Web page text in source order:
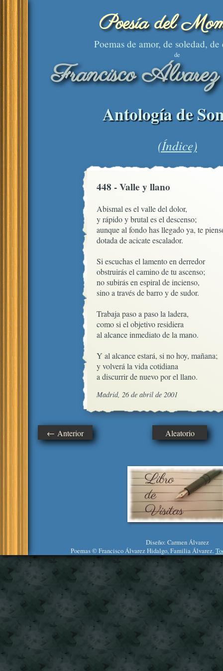
Poesía del
Poemas de amor, de soledad, de
de
Francisco
Antología de
(Índice)
448 - Valle y llano
Abismal es el valle del dolor,
y rápido y brutal es el descenso;
aunque al fondo has llegado ya, te
dotada de acicate escalador.
Si escuchas el lamento en derredor
obstruirás el camino de tu ascenso;
no subirás en espiral de incienso,
sino a través de barro y de sudor.
Trabaja paso a paso la ladera,
como si el objetivo residiera
al alcance inmediato de la mano.
Y al alcance estará, si no hoy, mañana;
y volverá la vida cotidiana
a discurrir de nuevo por el llano.
Madrid, 26 de abril de 2001
← Anterior Aleatorio
Diseño: Carmen Álvarez
Poemas © Francisco Álvarez Hidalgo, Familia Álvarez.